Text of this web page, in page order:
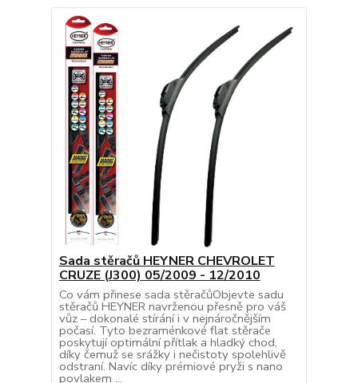
Sada stěračů HEYNER CHEVROLET
CRUZE (J300) 05/2009 - 12/2010
Co vám přinese sada stěračůObjevte sadu
stěračů HEYNER navrženou přesně pro váš
vůz – dokonalé stírání i v nejnáročnějším
počasí. Tyto bezraménkové flat stěrače
poskytují optimální přítlak a hladký chod,
díky čemuž se srážky i nečistoty spolehlivě
odstraní. Navíc díky prémiové pryži s nano
povlakem ...